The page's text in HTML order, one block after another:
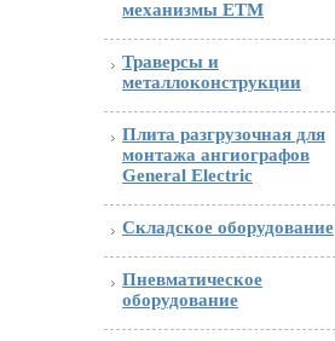
механизмы ETM
Траверсы и
металлоконструкции
Плита разгрузочная для
монтажа ангиографов
General Electric
Складское оборудование
Пневматическое
оборудование